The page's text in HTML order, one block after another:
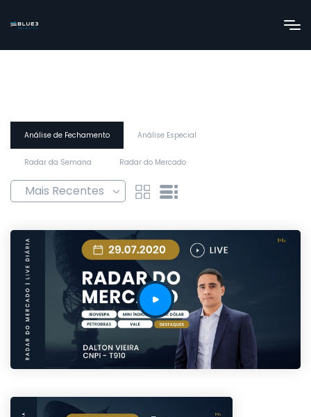
Análise de Fechamento Análise Especial
Radar da Semana Radar do Mercado